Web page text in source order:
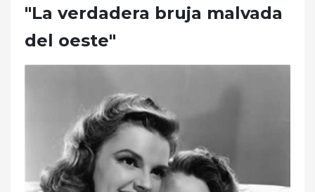
"La verdadera bruja malvada
del oeste"